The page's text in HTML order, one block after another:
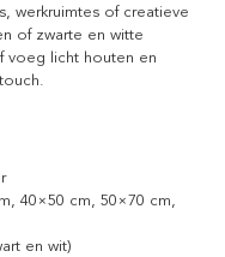
werkruimtes of creatieve
of zwarte en witte
voeg licht houten en
40×50 cm, 50×70 cm,
en wit)